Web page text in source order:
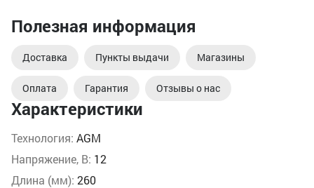
Характеристики
Технология: AGM
Напряжение, В: 12
Длина (мм): 260
Полезная информация
Доставка Пункты выдачи Магазины
Оплата Гарантия Отзывы о нас